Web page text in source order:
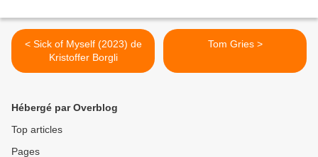
< Sick of Myself (2023) de
Kristoffer Borgli
Tom Gries >
Hébergé par Overblog
Top articles
Pages